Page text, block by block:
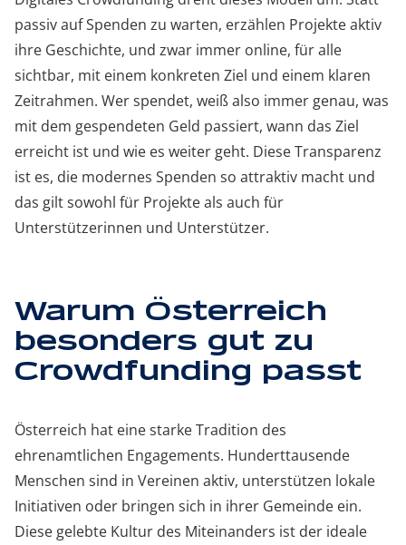
passiv auf Spenden zu warten, erzählen Projekte aktiv
ihre Geschichte, und zwar immer online, für alle
sichtbar, mit einem konkreten Ziel und einem klaren
Zeitrahmen. Wer spendet, weiß also immer genau, was
mit dem gespendeten Geld passiert, wann das Ziel
erreicht ist und wie es weiter geht. Diese Transparenz
ist es, die modernes Spenden so attraktiv macht und
das gilt sowohl für Projekte als auch für
Unterstützerinnen und Unterstützer.
Warum Österreich
besonders gut zu
Crowdfunding passt
Österreich hat eine starke Tradition des
ehrenamtlichen Engagements. Hunderttausende
Menschen sind in Vereinen aktiv, unterstützen lokale
Initiativen oder bringen sich in ihrer Gemeinde ein.
Diese gelebte Kultur des Miteinanders ist der ideale